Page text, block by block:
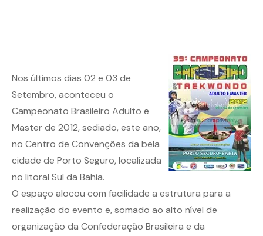
Nos últimos dias 02 e 03 de
Setembro, aconteceu o
Campeonato Brasileiro Adulto e
Master de 2012, sediado, este ano,
no Centro de Convenções da bela
cidade de Porto Seguro, localizada
no litoral Sul da Bahia.
O espaço alocou com facilidade a estrutura para a
realização do evento e, somado ao alto nível de
organização da Confederação Brasileira e da